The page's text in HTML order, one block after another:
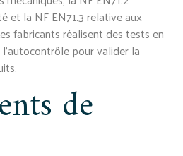
et la NF EN71.3 relative aux
fabricants réalisent des tests en
pour valider la
de